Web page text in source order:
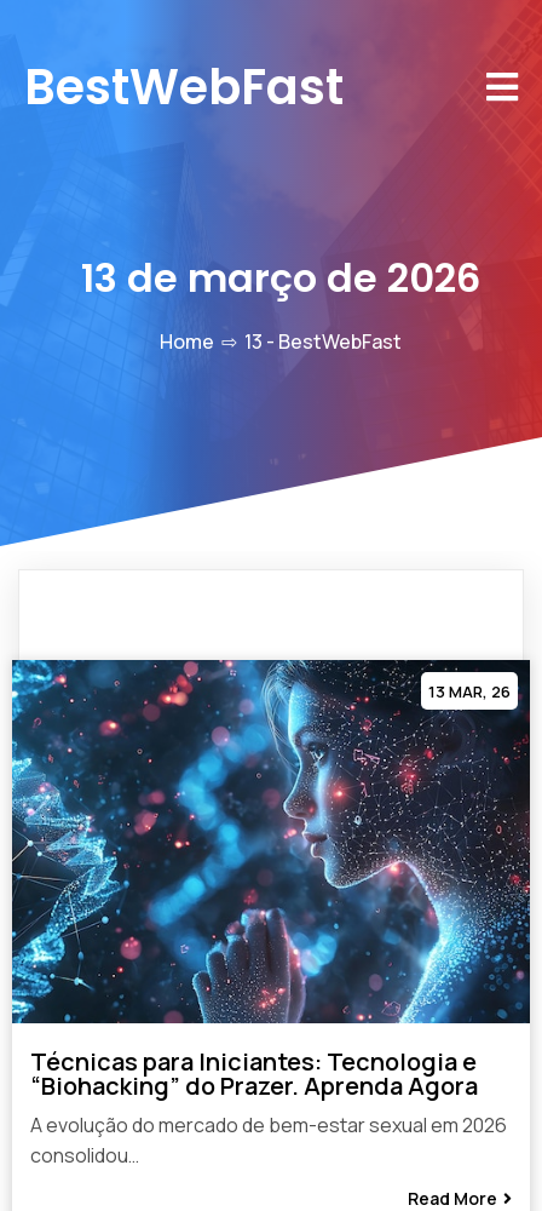
BestWebFast
13 de março de 2026
Home ⇨ 13 - BestWebFast
Técnicas para Iniciantes: Tecnologia e
“Biohacking” do Prazer. Aprenda Agora
13MAR, 26
A evolução do mercado de bem-estar sexual em 2026
consolidou…
Read More